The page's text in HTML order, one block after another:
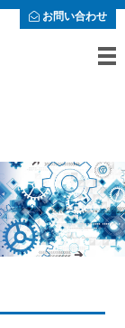
お問い合わせ